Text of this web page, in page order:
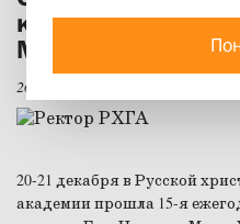
конференции
Мир»
26 декабря 2012
20-21 декабря в Русской
академии прошла 15-я